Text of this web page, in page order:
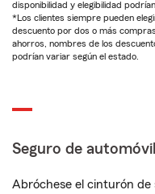
disponibilidad y elegibilidad
*Los clientes siempre pueden
descuento por dos o más
ahorros, nombres de los
podrían variar según el estado.
Seguro de
Abróchese el cinturón